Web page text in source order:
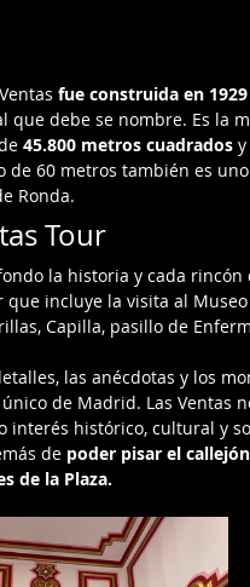
fue construida en 1929
que debe se nombre. Es la
45.800 metros cuadrados y
de 60 metros también es
Ronda.
Tour
la historia y cada
que incluye la visita al
Capilla, pasillo de
las anécdotas y los
de Madrid. Las Ventas
interés histórico, cultural y
de poder pisar el
de la Plaza.